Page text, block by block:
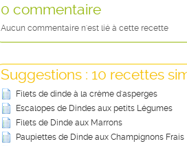
0 commentaire
Aucun commentaire n'est lié à cette recette
Suggestions : 10 recettes
Filets de dinde à la crème d'asperges
Escalopes de Dindes aux petits Légumes
Filets de Dinde aux Marrons
Paupiettes de Dinde aux Champignons Frais